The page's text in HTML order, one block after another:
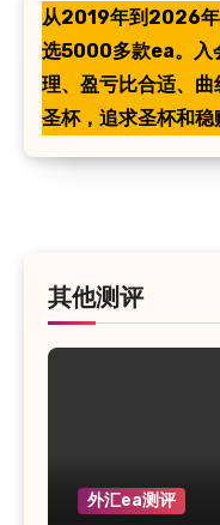
从2019年到2026年
选5000多款ea。入
理、盈亏比合适、
圣杯，追求圣杯和稳
其他测评
外汇ea测评